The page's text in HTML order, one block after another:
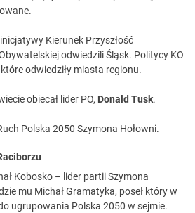
Kierunek Przyszłość
odwiedzili Śląsk. Politycy KO
odwiedziły miasta regionu.
obiecał lider PO, Donald Tusk.
Polska 2050 Szymona Hołowni.
Kobosko – lider partii Szymona
mu Michał Gramatyka, poseł który w
ugrupowania Polska 2050 w sejmie.